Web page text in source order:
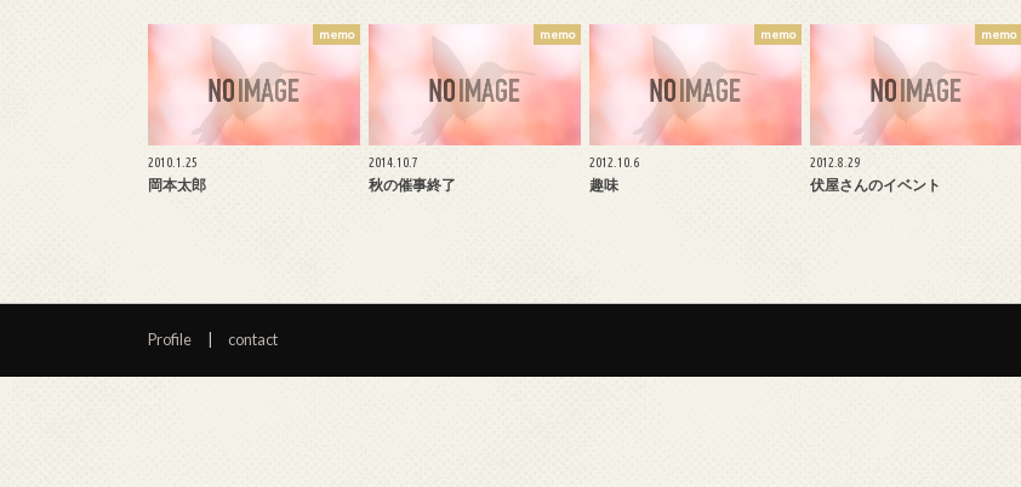
memo
2010.1.25
岡本太郎
memo
2014.10.7
秋の催事終了
memo
2012.10.6
趣味
memo
2012.8.29
伏屋さんのイベント
Profile contact